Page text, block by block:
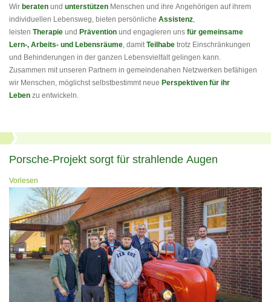
Wir beraten und unterstützen Menschen und ihre Angehörigen auf ihrem
individuellen Lebensweg, bieten persönliche Assistenz
leisten Therapie und Prävention und engagieren uns für gemeinsame
Lern-, Arbeits- und Lebensräume , damit Teilhabe trotz Einschränkungen
und Behinderungen in der ganzen Lebensvielfalt gelingen kann.
Zusammen mit unseren Partnern in gemeindenahen Netzwerken befähigen
wir Menschen, möglichst selbstbestimmt neue Perspektiven für ihr
Leben zu entwickeln.
Porsche-Projekt sorgt für strahlende Augen
Vorlesen